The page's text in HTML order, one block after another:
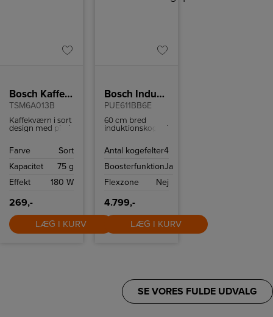
Bosch Kaffekværn
TSM6A013B
Kaffekværn i sort
design med plads
Maler kun, hvis
Farve
Sort
Kapacitet
75 g
Effekt
180 W
269,-
LÆG I KURV
Bosch Induktionskogeplade
PUE611BB6E
60 cm bred
induktionskogeplade
kogezoner, 17
og EasyTouch
Antal kogefelter4
BoosterfunktionJa
Flexzone
Nej
4.799,-
LÆG I KURV
SE VORES FULDE UDVALG